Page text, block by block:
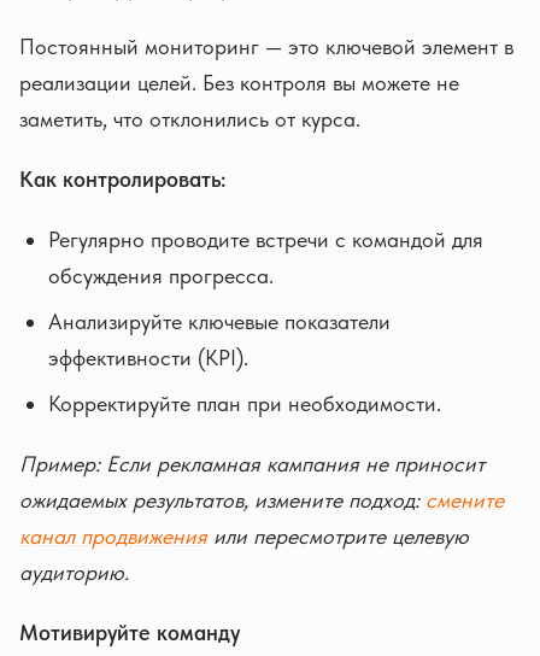
Постоянный мониторинг — это ключевой элемент в
реализации целей. Без контроля вы можете не
заметить, что отклонились от курса.
Как контролировать:
Регулярно проводите встречи с командой для
обсуждения прогресса.
Анализируйте ключевые показатели
эффективности (KPI).
Корректируйте план при необходимости.
Пример: Если рекламная кампания не приносит
ожидаемых результатов, измените подход: смените
канал продвиженияили пересмотрите целевую
аудиторию.
Мотивируйте команду